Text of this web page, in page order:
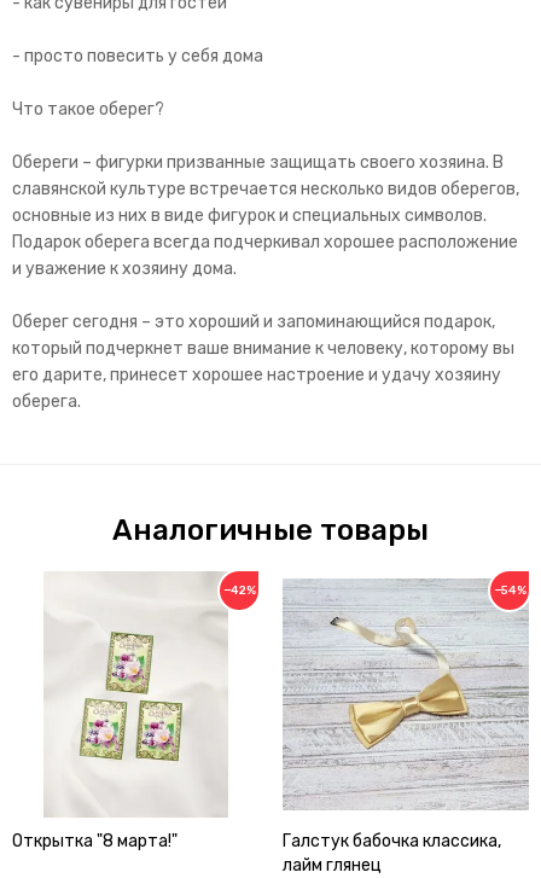
- просто повесить у себя дома
Что такое оберег?
Обереги – фигурки призванные защищать своего хозяина. В
славянской культуре встречается несколько видов оберегов,
основные из них в виде фигурок и специальных символов.
Подарок оберега всегда подчеркивал хорошее расположение
и уважение к хозяину дома.
Оберег сегодня – это хороший и запоминающийся подарок,
который подчеркнет ваше внимание к человеку, которому вы
его дарите, принесет хорошее настроение и удачу хозяину
оберега.
Аналогичные товары
−42%
Открытка "8 марта!"
−54%
Галстук бабочка классика,
лайм глянец